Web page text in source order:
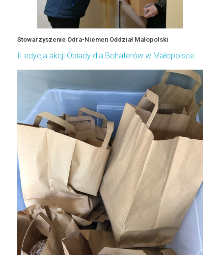
Stowarzyszenie Odra-Niemen Oddział Małopolski
II edycja akcji Obiady dla Bohaterów w Małopolsce